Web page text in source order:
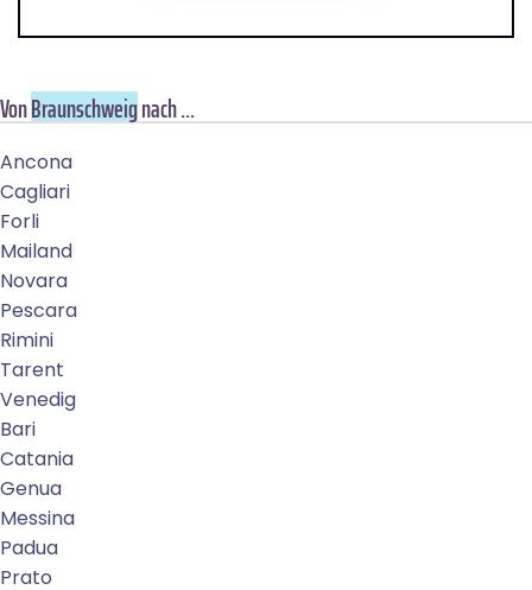
VonBraunschweignach ...
Ancona
Cagliari
Forli
Mailand
Novara
Pescara
Rimini
Tarent
Venedig
Bari
Catania
Genua
Messina
Padua
Prato